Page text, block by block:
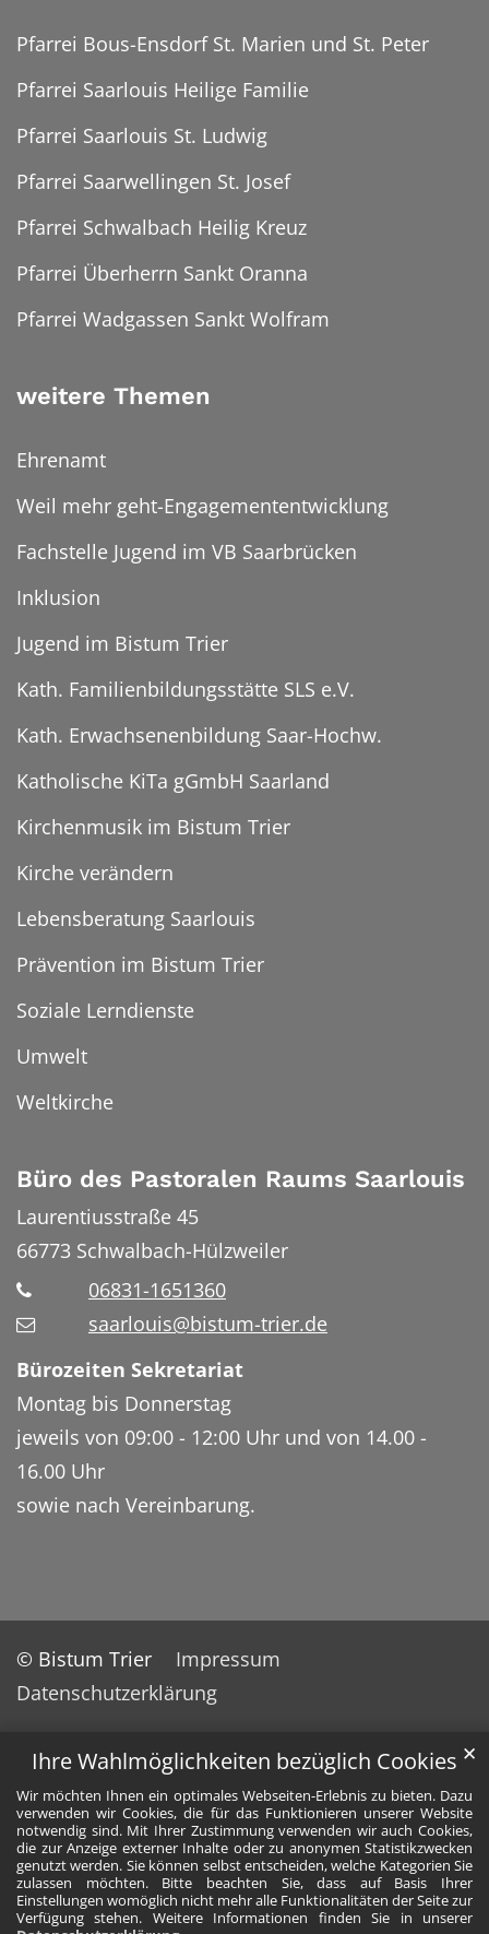
Ihre Wahlmöglichkeiten bezüglich Cookies
Wir möchten Ihnen ein optimales Webseiten-Erlebnis zu bieten. Dazu
verwenden wir Cookies, die für das Funktionieren unserer Website
notwendig sind. Mit Ihrer Zustimmung verwenden wir auch Cookies,
die zur Anzeige externer Inhalte oder zu anonymen Statistikzwecken
genutzt werden. Sie können selbst entscheiden, welche Kategorien Sie
zulassen möchten. Bitte beachten Sie, dass auf Basis Ihrer
Einstellungen womöglich nicht mehr alle Funktionalitäten der Seite zur
Verfügung stehen. Weitere Informationen finden Sie in unserer
✕
Pfarrei Bous-Ensdorf St. Marien und St. Peter
Pfarrei Saarlouis Heilige Familie
Pfarrei Saarlouis St. Ludwig
Pfarrei Saarwellingen St. Josef
Pfarrei Schwalbach Heilig Kreuz
Pfarrei Überherrn Sankt Oranna
Pfarrei Wadgassen Sankt Wolfram
weitere Themen
Ehrenamt
Weil mehr geht-Engagemententwicklung
Fachstelle Jugend im VB Saarbrücken
Inklusion
Jugend im Bistum Trier
Kath. Familienbildungsstätte SLS e.V.
Kath. Erwachsenenbildung Saar-Hochw.
Katholische KiTa gGmbH Saarland
Kirchenmusik im Bistum Trier
Kirche verändern
Lebensberatung Saarlouis
Prävention im Bistum Trier
Soziale Lerndienste
Umwelt
Weltkirche
Büro des Pastoralen Raums Saarlouis
Laurentiusstraße 45
66773 Schwalbach-Hülzweiler
06831-1651360
saarlouis@bistum-trier.de
Bürozeiten Sekretariat
Montag bis Donnerstag
jeweils von 09:00 - 12:00 Uhr und von 14.00 -
16.00 Uhr
sowie nach Vereinbarung.
© Bistum Trier
Impressum
Datenschutzerklärung